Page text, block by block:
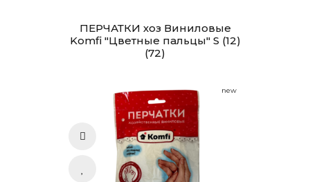
ПЕРЧАТКИ хоз Виниловые
Komfi "Цветные пальцы" S (12)
(72)
new